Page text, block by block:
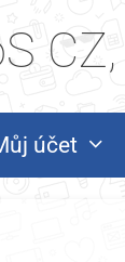
CZ,
účet